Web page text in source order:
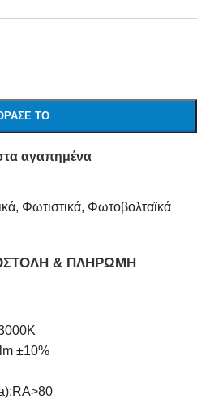
ΤΟ
αγαπημένα
, Φωτιστικά, Φωτοβολταϊκά
& ΠΛΗΡΩΜΉ
±10%
RA>80